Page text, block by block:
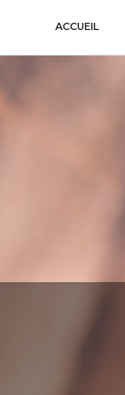
ACCUEIL